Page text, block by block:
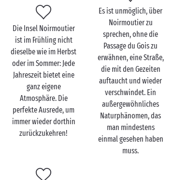
L’Épine zu zweit
entdecken
Kaum hat man den Fuß auf Noirmoutier gesetzt,
beginnt auch schon die Zeit des romantischen
Nichtstuns fürPaare! Mit seinen 25 Stränden und
Buchten ist es für Turteltauben ein Leichtes, den
perfekten Ort für eine zauberhafte Auszeit zu finden,
in der sie sich gegenseitig tief in die Augen schauen
können.
„Des Morgens früh fuhren wir los, auf jedem Weg,
einfach drauflos, auf unsrem Rade“: Dieses Lied von
Ihres Liebesurlaubs auf der Mimoseninsel sein. Und
Die Insel Noirmoutier
ist im Frühling nicht
dieselbe wie im Herbst
oder im Sommer: Jede
Jahreszeit bietet eine
ganz eigene
Atmosphäre. Die
perfekte Ausrede, um
immer wieder dorthin
zurückzukehren!
Es ist unmöglich, über
Noirmoutier zu
sprechen, ohne die
Passage du Gois zu
erwähnen, eine Straße,
die mit den Gezeiten
auftaucht und wieder
verschwindet. Ein
außergewöhnliches
Naturphänomen, das
man mindestens
einmal gesehen haben
muss.